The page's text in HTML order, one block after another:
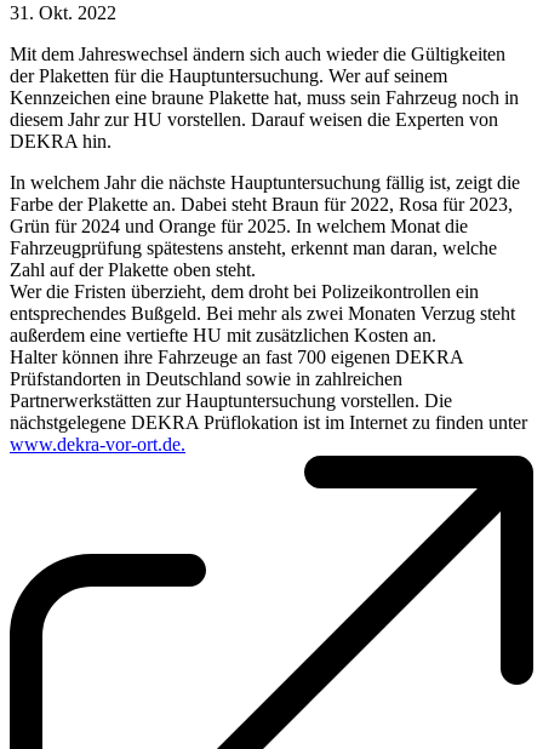
31. Okt. 2022
Mit dem Jahreswechsel ändern sich auch wieder die Gültigkeiten
der Plaketten für die Hauptuntersuchung. Wer auf seinem
Kennzeichen eine braune Plakette hat, muss sein Fahrzeug noch in
diesem Jahr zur HU vorstellen. Darauf weisen die Experten von
DEKRA hin.
In welchem Jahr die nächste Hauptuntersuchung fällig ist, zeigt die
Farbe der Plakette an. Dabei steht Braun für 2022, Rosa für 2023,
Grün für 2024 und Orange für 2025. In welchem Monat die
Fahrzeugprüfung spätestens ansteht, erkennt man daran, welche
Zahl auf der Plakette oben steht.
Wer die Fristen überzieht, dem droht bei Polizeikontrollen ein
entsprechendes Bußgeld. Bei mehr als zwei Monaten Verzug steht
außerdem eine vertiefte HU mit zusätzlichen Kosten an.
Halter können ihre Fahrzeuge an fast 700 eigenen DEKRA
Prüfstandorten in Deutschland sowie in zahlreichen
Partnerwerkstätten zur Hauptuntersuchung vorstellen. Die
nächstgelegene DEKRA Prüflokation ist im Internet zu finden unter
www.dekra-vor-ort.de.